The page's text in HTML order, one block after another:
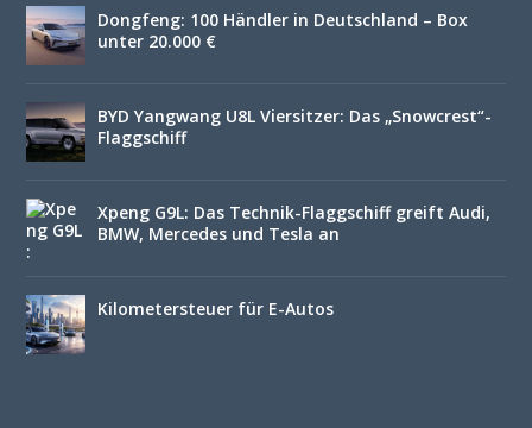
Dongfeng: 100 Händler in Deutschland – Box
unter 20.000 €
BYD Yangwang U8L Viersitzer: Das „Snowcrest“-
Flaggschiff
Xpeng G9L: Das Technik-Flaggschiff greift Audi,
BMW, Mercedes und Tesla an
Kilometersteuer für E-Autos